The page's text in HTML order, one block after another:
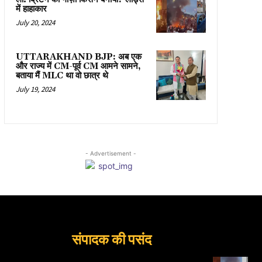
में हाहाकार
July 20, 2024
UTTARAKHAND BJP: अब एक
और राज्य में CM-पूर्व CM आमने सामने,
बताया मैं MLC था वो छात्र थे
July 19, 2024
- Advertisement -
संपादक की पसंद